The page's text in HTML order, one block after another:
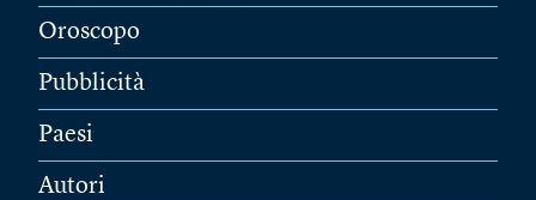
Oroscopo
Pubblicità
Paesi
Autori